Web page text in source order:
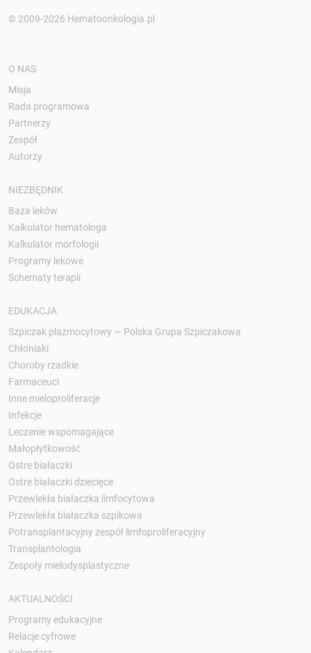
© 2009-2026 Hematoonkologia.pl
O NAS
Misja
Rada programowa
Partnerzy
Zespół
Autorzy
NIEZBĘDNIK
Baza leków
Kalkulator hematologa
Kalkulator morfologii
Programy lekowe
Schematy terapii
EDUKACJA
Szpiczak plazmocytowy — Polska Grupa Szpiczakowa
Chłoniaki
Choroby rzadkie
Farmaceuci
Inne mieloproliferacje
Infekcje
Leczenie wspomagające
Małopłytkowość
Ostre białaczki
Ostre białaczki dziecięce
Przewlekła białaczka limfocytowa
Przewlekła białaczka szpikowa
Potransplantacyjny zespół limfoproliferacyjny
Transplantologia
Zespoły mielodysplastyczne
AKTUALNOŚCI
Programy edukacyjne
Relacje cyfrowe